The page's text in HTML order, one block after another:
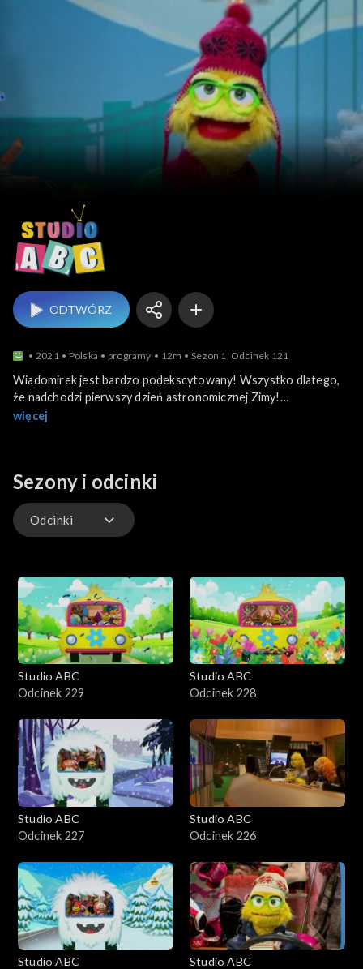
ODTWÓRZ
2021 Polska programy 12m Sezon 1, Odcinek 121
Wiadomirek jest bardzo podekscytowany! Wszystko dlatego,
że nadchodzi pierwszy dzień astronomicznej Zimy!
Wiadomiorek chce móc się nim nacieszyć, ponieważ zawsze mija
przegląd piernikowych nieruchomości!
więcej
Sezony i odcinki
Odcinki
Studio ABC
Odcinek 229
Studio ABC
Odcinek 228
Studio ABC
Odcinek 227
Studio ABC
Odcinek 226
Studio ABC
Studio ABC